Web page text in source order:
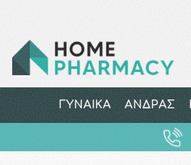
ΓΥΝΑΙΚΑ ΑΝΔΡΑΣ